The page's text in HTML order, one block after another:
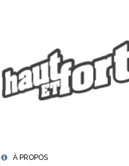
À PROPOS